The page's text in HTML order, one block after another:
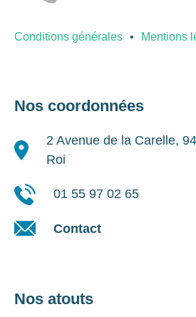
Conditions générales Mentions
Nos coordonnées
2 Avenue de la Carelle,
Roi
01 55 97 02 65
Contact
Nos atouts